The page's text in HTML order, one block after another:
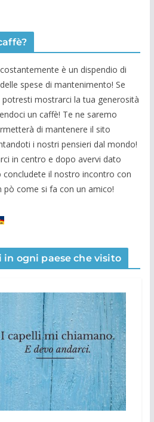
è un dispendio di
spese di mantenimento! Se
mostrarci la tua generosità
un caffè! Te ne saremo
di mantenere il sito
i nostri pensieri dal mondo!
in centro e dopo avervi dato
concludete il nostro incontro con
come si fa con un amico!
ogni paese che visito